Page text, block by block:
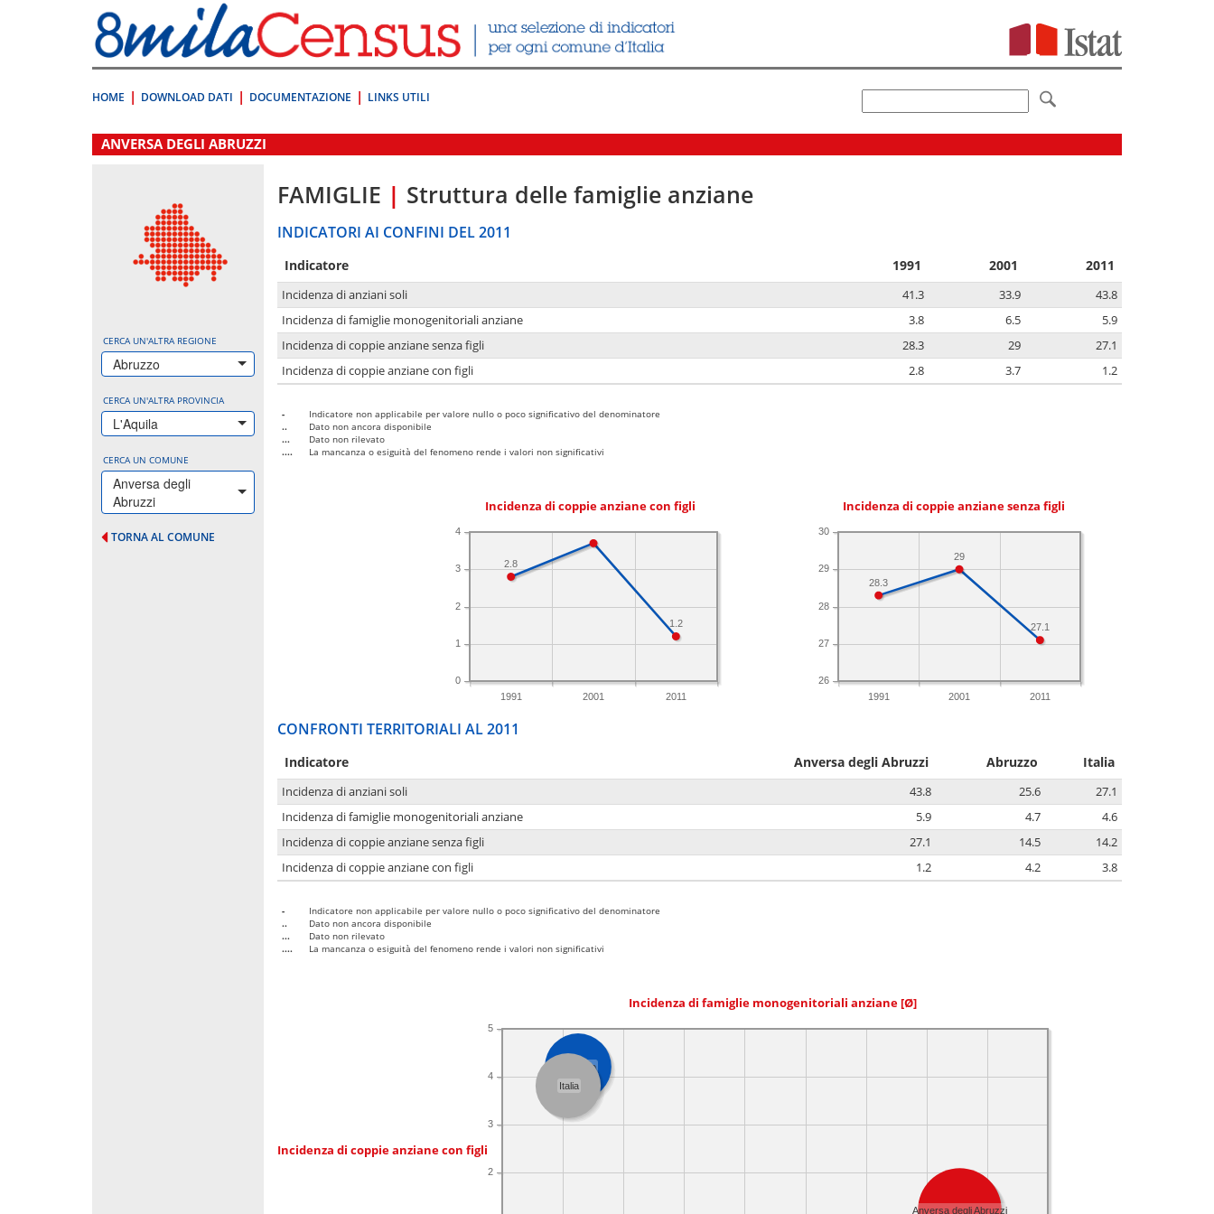
direttamente
a:
Contenuto
HOME DOWNLOAD DATI DOCUMENTAZIONE LINKS UTILI
.
ANVERSA DEGLI ABRUZZI
CERCA UN'ALTRA REGIONE
Abruzzo
CERCA UN'ALTRA PROVINCIA
L'Aquila
CERCA UN COMUNE
Anversa degli
Abruzzi
TORNA AL COMUNE
FAMIGLIE | Struttura delle famiglie anziane
INDICATORI AI CONFINI DEL 2011
Indicatore 1991 2001 2011
Incidenza di anziani soli 41.3 33.9
43.8
Incidenza di famiglie monogenitoriali anziane
3.8 6.5
5.9
Incidenza di coppie anziane senza figli
28.3 29
27.1
Incidenza di coppie anziane con figli
2.8 3.7 1.2
-
Indicatore non applicabile per valore nullo o poco significativo del denominatore
..
Dato non ancora disponibile
...
Dato non rilevato
....
La mancanza o esiguità del fenomeno rende i valori non significativi
Incidenza di coppie anziane con figli
1991 2001 2011
0
1
2
3
4
1.2
2.8
Incidenza di coppie anziane senza figli
1991 2001 2011
26
27
28
29
30
27.1
29
28.3
CONFRONTI TERRITORIALI AL 2011
Indicatore Anversa degli Abruzzi Abruzzo Italia
Incidenza di anziani soli 43.8 25.6
27.1
Incidenza di famiglie monogenitoriali anziane
5.9 4.7
4.6
Incidenza di coppie anziane senza figli
27.1 14.5
14.2
Incidenza di coppie anziane con figli
1.2 4.2 3.8
-
Indicatore non applicabile per valore nullo o poco significativo del denominatore
..
Dato non ancora disponibile
...
Dato non rilevato
....
La mancanza o esiguità del fenomeno rende i valori non significativi
Incidenza di famiglie monogenitoriali anziane [Ø]
Incidenza di coppie anziane con figli
2
3
4
5
Anversa degli Abruzzi
Abruzzo
Italia